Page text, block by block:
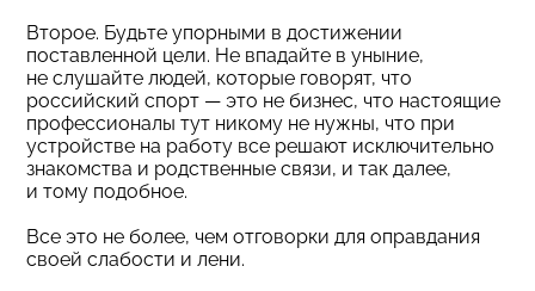
Второе. Будьте упорными в достижении
поставленной цели. Не впадайте в уныние,
не слушайте людей, которые говорят, что
российский спорт — это не бизнес, что настоящие
профессионалы тут никому не нужны, что при
устройстве на работу все решают исключительно
знакомства и родственные связи, и так далее,
и тому подобное.
Все это не более, чем отговорки для оправдания
своей слабости и лени.